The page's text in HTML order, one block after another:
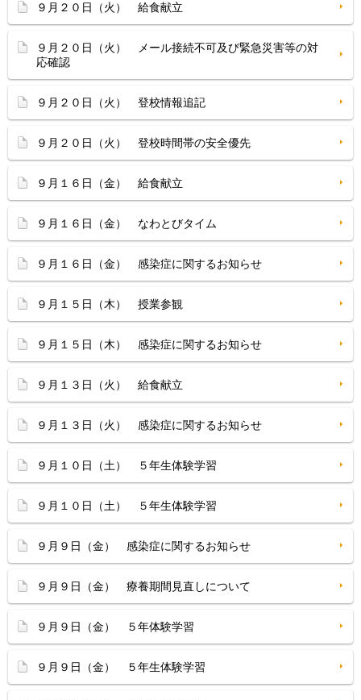
９月２０日（火） 給食献立
９月２０日（火） メール接続不可及び緊急災害等の対
応確認
９月２０日（火） 登校情報追記
９月２０日（火） 登校時間帯の安全優先
９月１６日（金） 給食献立
９月１６日（金） なわとびタイム
９月１６日（金） 感染症に関するお知らせ
９月１５日（木） 授業参観
９月１５日（木） 感染症に関するお知らせ
９月１３日（火） 給食献立
９月１３日（火） 感染症に関するお知らせ
９月１０日（土） ５年生体験学習
９月１０日（土） ５年生体験学習
９月９日（金） 感染症に関するお知らせ
９月９日（金） 療養期間見直しについて
９月９日（金） ５年体験学習
９月９日（金） ５年生体験学習